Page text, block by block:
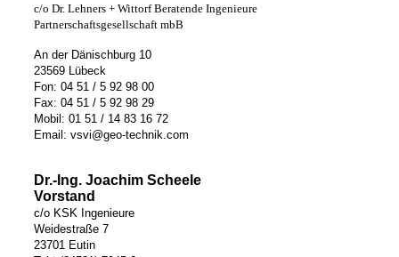
c/o Dr. Lehners + Wittorf Beratende Ingenieure
Partnerschaftsgesellschaft mbB
An der Dänischburg 10
23569 Lübeck
Fon: 04 51 / 5 92 98 00
Fax: 04 51 / 5 92 98 29
Mobil: 01 51 / 14 83 16 72
Email: vsvi@geo-technik.com
Dr.-Ing. Joachim Scheele
Vorstand
c/o KSK Ingenieure
Weidestraße 7
23701 Eutin